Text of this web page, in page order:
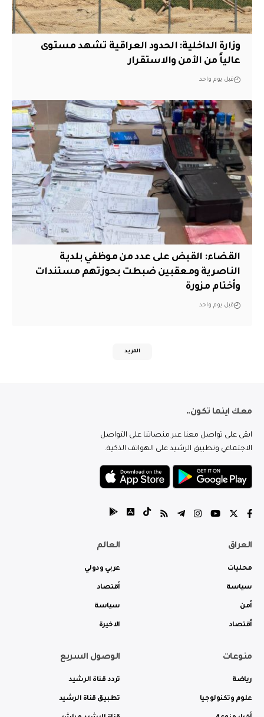
وزارة الداخلية: الحدود العراقية تشهد مستوى
عالياً من الأمن والاستقرار
قبل يوم واحد
القضاء: القبض على عدد من موظفي بلدية
الناصرية ومعقبين ضبطت بحوزتهم مستندات
وأختام مزورة
قبل يوم واحد
المزيد
معك اينما تكون..
ابقى على تواصل معنا عبر منصاتنا على التواصل
الاجتماعي وتطبيق الرشيد على الهواتف الذكية.
العراق
محليات
سياسة
أمن
أقتصاد
العالم
عربي ودولي
أقتصاد
سياسة
الاخيرة
منوعات
رياضة
علوم وتكنولوجيا
الوصول السريع
تردد قناة الرشيد
تطبيق قناة الرشيد